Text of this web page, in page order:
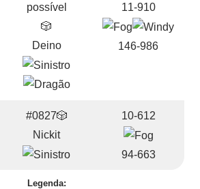
🎲
Deino
11-910
146-986
#0827🎲
Nickit
10-612
94-663
Legenda: